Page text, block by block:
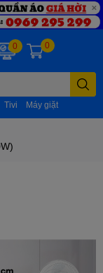
Tivi Máy giặt
0 0